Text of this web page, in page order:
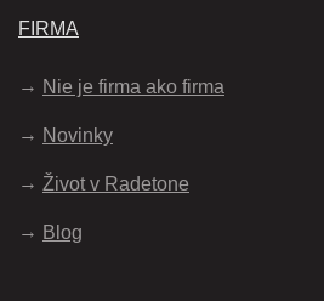
FIRMA
Nie je firma ako firma
Novinky
Život v Radetone
Blog